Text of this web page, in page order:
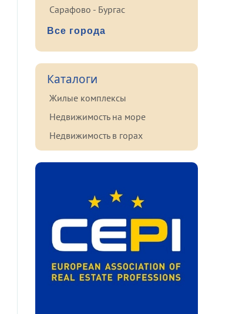
Сарафово - Бургас
Все города
Каталоги
Жилые комплексы
Недвижимость на море
Недвижимость в горах